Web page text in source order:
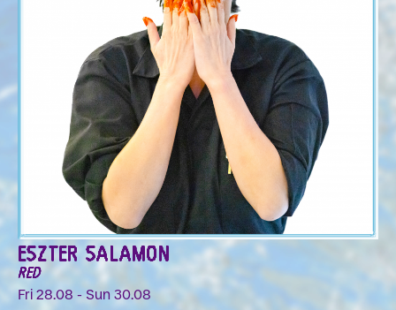
ESZTER SALAMON
RED
Fri 28.08 - Sun 30.08